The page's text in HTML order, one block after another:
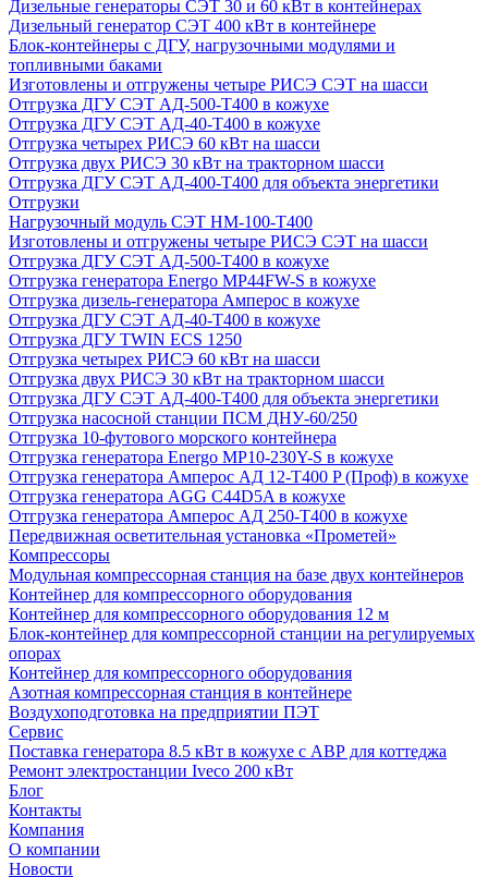
Дизельные генераторы СЭТ 30 и 60 кВт в контейнерах
Дизельный генератор СЭТ 400 кВт в контейнере
Блок-контейнеры с ДГУ, нагрузочными модулями и
топливными баками
Изготовлены и отгружены четыре РИСЭ СЭТ на шасси
Отгрузка ДГУ СЭТ АД-500-Т400 в кожухе
Отгрузка ДГУ СЭТ АД-40-Т400 в кожухе
Отгрузка четырех РИСЭ 60 кВт на шасси
Отгрузка двух РИСЭ 30 кВт на тракторном шасси
Отгрузка ДГУ СЭТ АД-400-Т400 для объекта энергетики
Отгрузки
Нагрузочный модуль СЭТ НМ-100-Т400
Изготовлены и отгружены четыре РИСЭ СЭТ на шасси
Отгрузка ДГУ СЭТ АД-500-Т400 в кожухе
Отгрузка генератора Energo MP44FW-S в кожухе
Отгрузка дизель-генератора Амперос в кожухе
Отгрузка ДГУ СЭТ АД-40-Т400 в кожухе
Отгрузка ДГУ TWIN ECS 1250
Отгрузка четырех РИСЭ 60 кВт на шасси
Отгрузка двух РИСЭ 30 кВт на тракторном шасси
Отгрузка ДГУ СЭТ АД-400-Т400 для объекта энергетики
Отгрузка насосной станции ПСМ ДНУ-60/250
Отгрузка 10-футового морского контейнера
Отгрузка генератора Energo MP10-230Y-S в кожухе
Отгрузка генератора Амперос АД 12-Т400 P (Проф) в кожухе
Отгрузка генератора AGG C44D5A в кожухе
Отгрузка генератора Амперос АД 250-Т400 в кожухе
Передвижная осветительная установка «Прометей»
Компрессоры
Модульная компрессорная станция на базе двух контейнеров
Контейнер для компрессорного оборудования
Контейнер для компрессорного оборудования 12 м
Блок-контейнер для компрессорной станции на регулируемых
опорах
Контейнер для компрессорного оборудования
Азотная компрессорная станция в контейнере
Воздухоподготовка на предприятии ПЭТ
Сервис
Поставка генератора 8.5 кВт в кожухе с АВР для коттеджа
Ремонт электростанции Iveco 200 кВт
Блог
Контакты
Компания
О компании
Новости